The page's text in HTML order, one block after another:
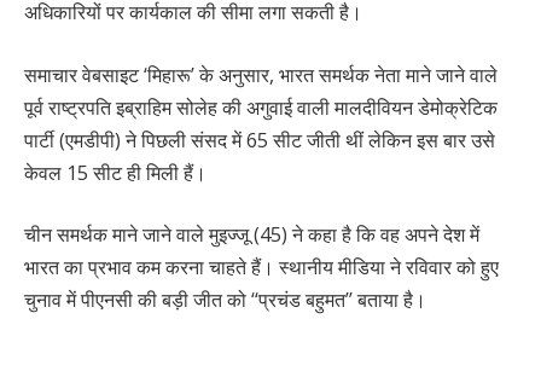
अधिकारियों पर कार्यकाल की सीमा लगा सकती है।
समाचार वेबसाइट ‘मिहारू’ के अनुसार, भारत समर्थक नेता माने जाने वाले
पूर्व राष्ट्रपति इब्राहिम सोलेह की अगुवाई वाली मालदीवियन डेमोक्रेटिक
पार्टी (एमडीपी) ने पिछली संसद में 65 सीट जीती थीं लेकिन इस बार उसे
केवल 15 सीट ही मिली हैं।
चीन समर्थक माने जाने वाले मुइज्जू (45) ने कहा है कि वह अपने देश में
भारत का प्रभाव कम करना चाहते हैं। स्थानीय मीडिया ने रविवार को हुए
चुनाव में पीएनसी की बड़ी जीत को ‘‘प्रचंड बहुमत’’ बताया है।